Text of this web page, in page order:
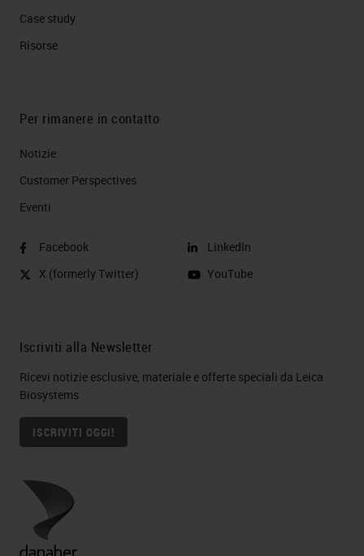
Case study
Risorse
Per rimanere in contatto
Notizie
Customer Perspectives​
Eventi
Facebook
X (formerly Twitter)
LinkedIn
YouTube
Iscriviti alla Newsletter
Ricevi notizie esclusive, materiale e offerte speciali da Leica
Biosystems
ISCRIVITI OGGI!